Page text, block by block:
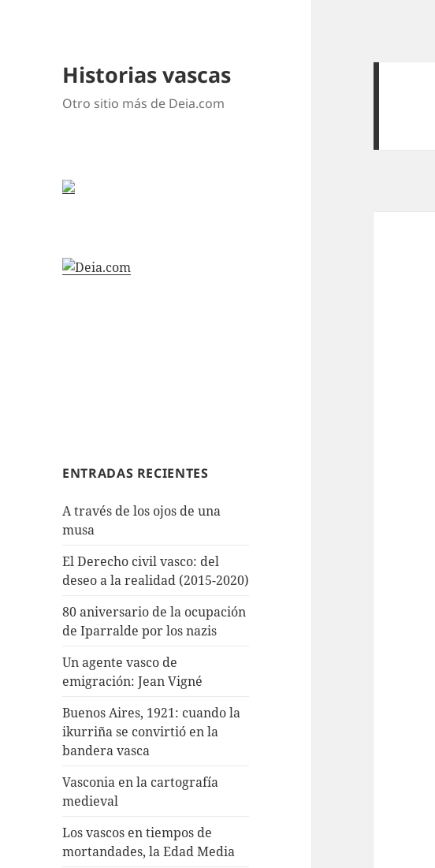
Historias vascas
Otro sitio más de Deia.com
ENTRADAS RECIENTES
A través de los ojos de una
musa
El Derecho civil vasco: del
deseo a la realidad (2015-2020)
80 aniversario de la ocupación
de Iparralde por los nazis
Un agente vasco de
emigración: Jean Vigné
Buenos Aires, 1921: cuando la
ikurriña se convirtió en la
bandera vasca
Vasconia en la cartografía
medieval
Los vascos en tiempos de
mortandades, la Edad Media